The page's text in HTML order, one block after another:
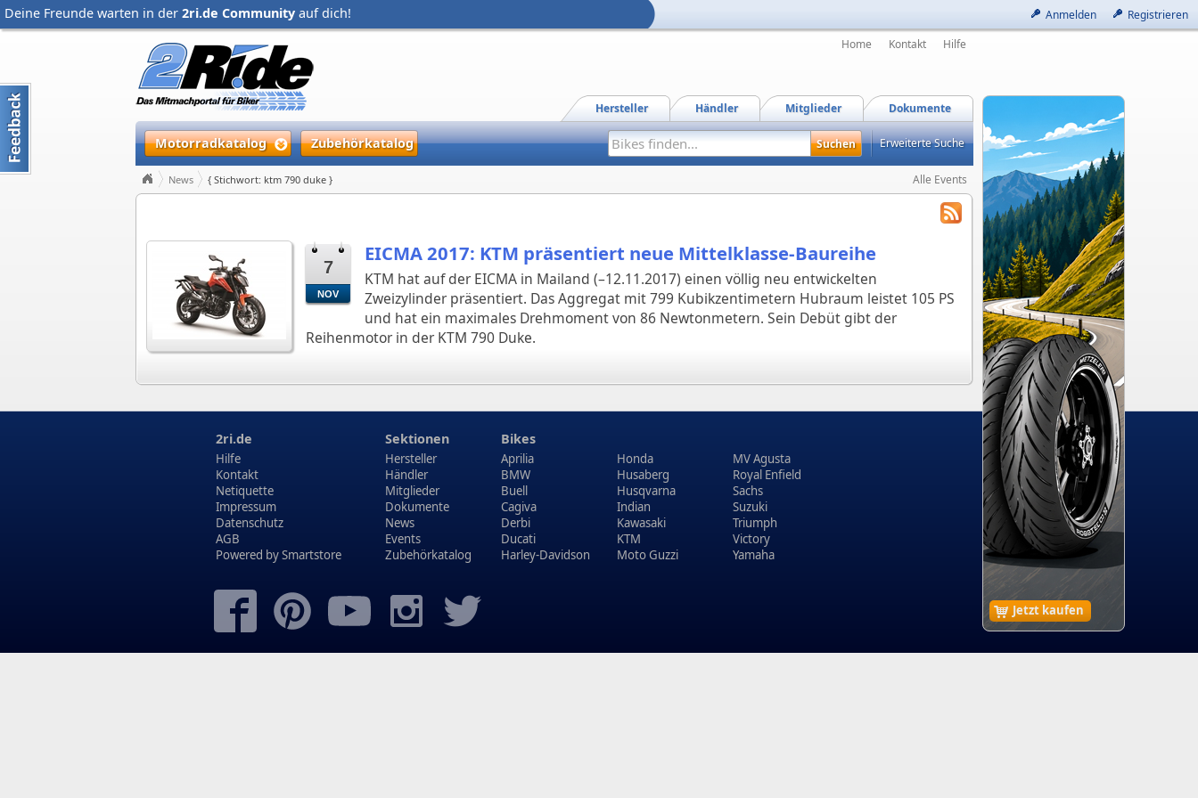
Anmelden Registrieren
Deine Freunde warten in der 2ri.de Community auf dich!
Jetzt kaufen
Home Kontakt Hilfe
Dokumente
Mitglieder
Händler
Hersteller
Motorradkatalog Zubehörkatalog Erweiterte Suche
Alle Events
News { Stichwort: ktm 790 duke }
7
NOV
EICMA 2017: KTM präsentiert neue Mittelklasse-Baureihe
KTM hat auf der EICMA in Mailand (–12.11.2017) einen völlig neu entwickelten
Zweizylinder präsentiert. Das Aggregat mit 799 Kubikzentimetern Hubraum leistet 105 PS
und hat ein maximales Drehmoment von 86 Newtonmetern. Sein Debüt gibt der
Reihenmotor in der KTM 790 Duke.
2ri.de
Hilfe
Kontakt
Netiquette
Impressum
Datenschutz
AGB
Powered bySmartstore
Sektionen
Hersteller
Händler
Mitglieder
Dokumente
News
Events
Zubehörkatalog
Bikes
Aprilia
BMW
Buell
Cagiva
Derbi
Ducati
Harley-Davidson
Honda
Husaberg
Husqvarna
Indian
Kawasaki
KTM
Moto Guzzi
MV Agusta
Royal Enfield
Sachs
Suzuki
Triumph
Victory
Yamaha